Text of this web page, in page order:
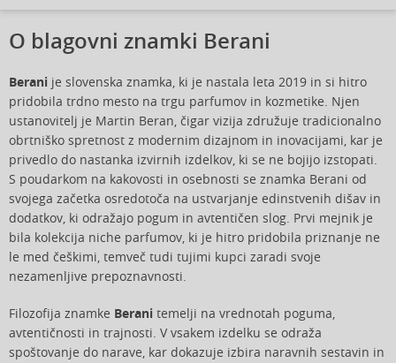
O blagovni znamki Berani
Berani je slovenska znamka, ki je nastala leta 2019 in si hitro
pridobila trdno mesto na trgu parfumov in kozmetike. Njen
ustanovitelj je Martin Beran, čigar vizija združuje tradicionalno
obrtniško spretnost z modernim dizajnom in inovacijami, kar je
privedlo do nastanka izvirnih izdelkov, ki se ne bojijo izstopati.
S poudarkom na kakovosti in osebnosti se znamka Berani od
svojega začetka osredotoča na ustvarjanje edinstvenih dišav in
dodatkov, ki odražajo pogum in avtentičen slog. Prvi mejnik je
bila kolekcija niche parfumov, ki je hitro pridobila priznanje ne
le med češkimi, temveč tudi tujimi kupci zaradi svoje
nezamenljive prepoznavnosti.
Filozofija znamke Berani temelji na vrednotah poguma,
avtentičnosti in trajnosti. V vsakem izdelku se odraža
spoštovanje do narave, kar dokazuje izbira naravnih sestavin in